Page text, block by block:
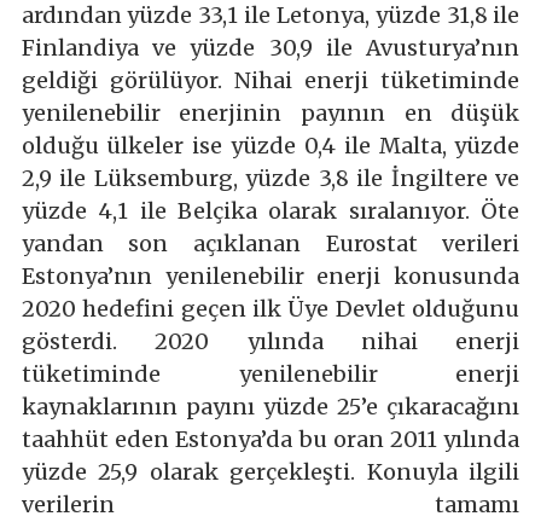
ardından yüzde 33,1 ile Letonya, yüzde 31,8 ile
Finlandiya ve yüzde 30,9 ile Avusturya’nın
geldiği görülüyor. Nihai enerji tüketiminde
yenilenebilir enerjinin payının en düşük
olduğu ülkeler ise yüzde 0,4 ile Malta, yüzde
2,9 ile Lüksemburg, yüzde 3,8 ile İngiltere ve
yüzde 4,1 ile Belçika olarak sıralanıyor. Öte
yandan son açıklanan Eurostat verileri
Estonya’nın yenilenebilir enerji konusunda
2020 hedefini geçen ilk Üye Devlet olduğunu
gösterdi. 2020 yılında nihai enerji
tüketiminde yenilenebilir enerji
kaynaklarının payını yüzde 25’e çıkaracağını
taahhüt eden Estonya’da bu oran 2011 yılında
yüzde 25,9 olarak gerçekleşti. Konuyla ilgili
verilerin tamamı